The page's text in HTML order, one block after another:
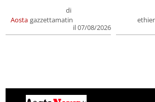
Aosta
di
gazzettamatin
il 07/08/2026